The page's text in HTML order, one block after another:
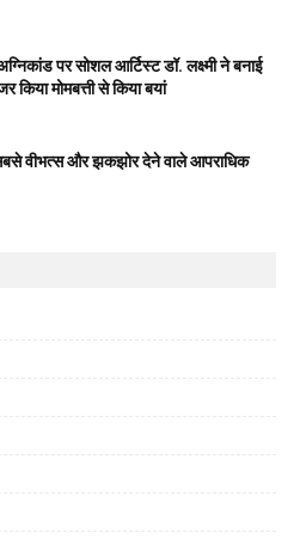
पर सोशल आर्टिस्ट डॉ. लक्ष्मी ने बनाई
किया मोमबत्ती से किया बयां
वीभत्स और झकझोर देने वाले आपराधिक